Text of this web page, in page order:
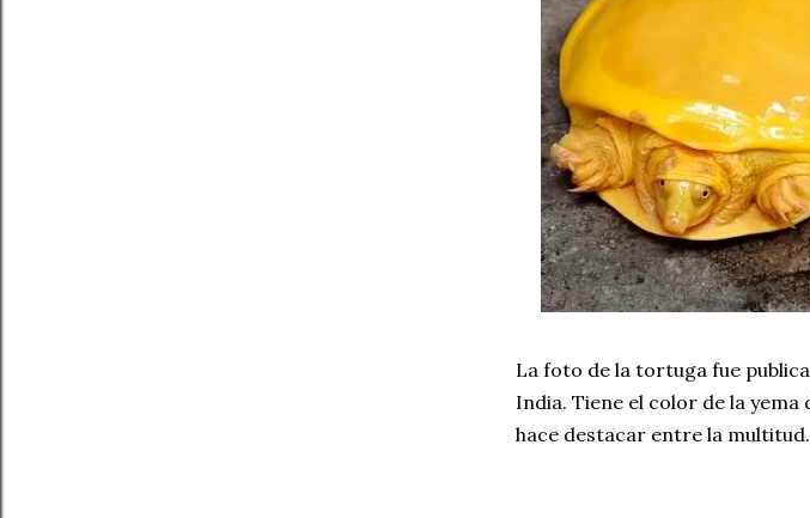
La foto de la tortuga fue
India. Tiene el color de la yema
hace destacar entre la multitud.